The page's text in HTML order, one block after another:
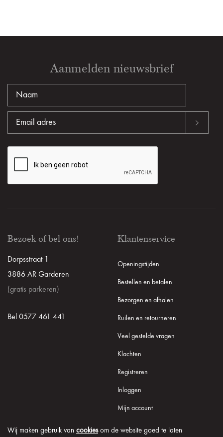
Wij maken gebruik van cookiesom de website goed te laten
Aanmelden nieuwsbrief
Bezoek of bel ons!
Dorpsstraat 1
3886 AR Garderen
(gratis parkeren)
Bel 0577 461 441
Klantenservice
Openingstijden
Bestellen en betalen
Bezorgen en afhalen
Ruilen en retourneren
Veel gestelde vragen
Klachten
Registreren
Inloggen
Mijn account